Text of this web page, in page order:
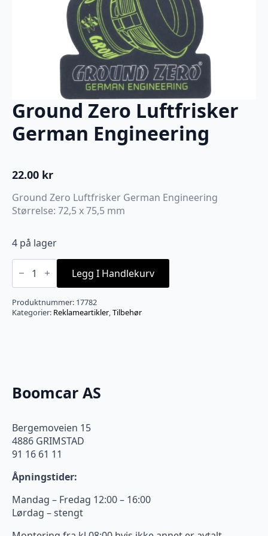
Ground Zero Luftfrisker
German Engineering
22.00 kr
Ground Zero Luftfrisker German Engineering
Størrelse: 72,5 x 75,5 mm
4 på lager
Ground
Zero
German
Engineering
antall
Legg I Handlekurv
Produktnummer: 17782
Kategorier: Reklameartikler,Tilbehør
Boomcar AS
Bergemoveien 15
4886 GRIMSTAD
91 16 61 11
Åpningstider:
Mandag – Fredag 12:00 – 16:00
Lørdag – stengt